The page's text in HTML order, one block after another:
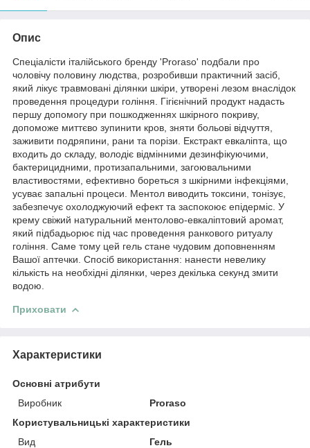
Опис
Спеціалісти італійського бренду 'Proraso' подбали про
чоловічу половину людства, розробивши практичний засіб,
який лікує травмовані ділянки шкіри, утворені лезом внаслідок
проведення процедури гоління. Гігієнічний продукт надасть
першу допомогу при пошкодженнях шкірного покриву,
допоможе миттєво зупинити кров, зняти больові відчуття,
заживити подряпини, рани та порізи. Екстракт евкаліпта, що
входить до складу, володіє відмінними дезинфікуючими,
бактерицидними, протизапальними, загоювальними
властивостями, ефективно бореться з шкірними інфекціями,
усуває запальні процеси. Ментол виводить токсини, тонізує,
забезпечує охолоджуючий ефект та заспокоює епідерміс. У
крему свіжий натуральний ментолово-евкаліптовий аромат,
який підбадьорює під час проведення ранкового ритуалу
гоління. Саме тому цей гель стане чудовим доповненням
Вашої аптечки. Спосіб використання: нанести невелику
кількість на необхідні ділянки, через декілька секунд змити
водою.
Приховати
Характеристики
Основні атрибути
Виробник
Proraso
Користувальницькі характеристики
Вид
Гель